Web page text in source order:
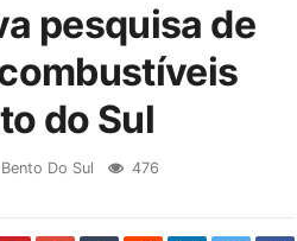
pesquisa de
do Sul
Do Sul
476